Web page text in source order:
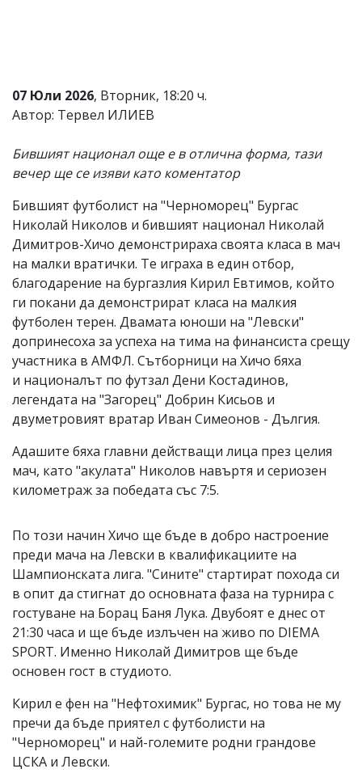
от
читателите
и
не
носи
отговорност
тях!
Ако
обиден
за
вас
коментар,
моля
сигнализирайте
ни!
07 Юли 2026, Вторник, 18:20 ч.
Автор: Тервел ИЛИЕВ
Бившият национал още е в отлична форма, тази
вечер ще се изяви като коментатор
Бившият футболист на "Черноморец" Бургас
Николай Николов и бившият национал Николай
Димитров-Хичо демонстрираха своята класа в мач
на малки вратички. Те играха в един отбор,
благодарение на бургазлия Кирил Евтимов, който
ги покани да демонстрират класа на малкия
футболен терен. Двамата юноши на "Левски"
допринесоха за успеха на тима на финансиста срещу
участника в АМФЛ. Сътборници на Хичо бяха
и националът по футзал Дени Костадинов,
легендата на "Загорец" Добрин Кисьов и
двуметровият вратар Иван Симеонов - Дългия.
Адашите бяха главни действащи лица през целия
мач, като "акулата" Николов навъртя и сериозен
километраж за победата със 7:5.
По този начин Хичо ще бъде в добро настроение
преди мача на Левски в квалификациите на
Шампионската лига. "Сините" стартират похода си
в опит да стигнат до основната фаза на турнира с
гостуване на Борац Баня Лука. Двубоят е днес от
21:30 часа и ще бъде излъчен на живо по DIEMA
SPORT. Именно Николай Димитров ще бъде
основен гост в студиото.
Кирил е фен на "Нефтохимик" Бургас, но това не му
пречи да бъде приятел с футболисти на
"Черноморец" и най-големите родни грандове
ЦСКА и Левски.